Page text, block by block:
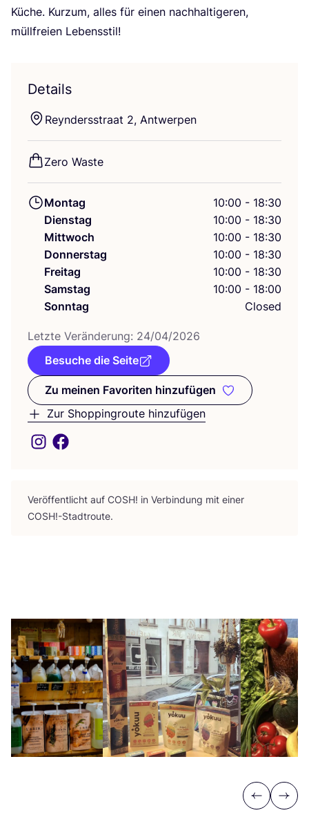
Küche. Kurz­um, alles für einen nach­hal­ti­ge­ren,
müll­frei­en Lebensstil!
Details
Reyn­ders­stra­at 2, Antwerpen
Zero Was­te
Montag
10:00 - 18:30
Dienstag
10:00 - 18:30
Mittwoch
10:00 - 18:30
Donnerstag
10:00 - 18:30
Freitag
10:00 - 18:30
Samstag
10:00 - 18:00
Sonntag
Closed
Letz­te Ver­än­de­rung: 24/04/2026
Besuche die Seite
Zu meinen Favoriten hinzufügen
Zu meinen Favoriten
Zur Shoppingroute hinzufügen
Ver­öf­fent­licht auf COSH! in Ver­bin­dung mit einer
COSH!-Stadtroute.
Previous
Next